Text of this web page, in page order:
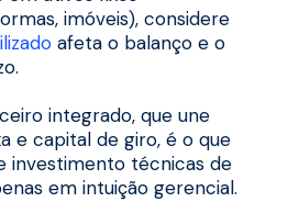
imóveis), considere
afeta o balanço e o
integrado, que une
e capital de giro, é o que
investimento técnicas de
em intuição gerencial.